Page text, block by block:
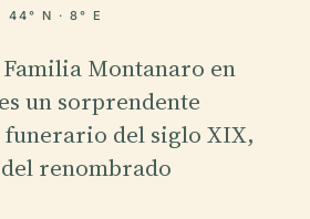
44° N · 8° E
Montanaro en
un sorprendente
funerario del siglo XIX,
renombrado